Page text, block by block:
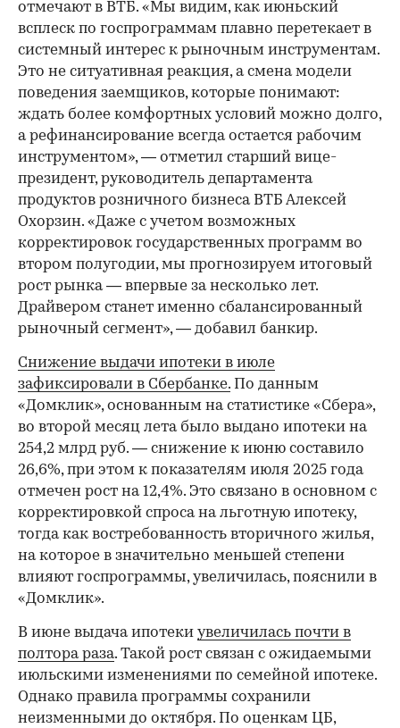
отмечают в ВТБ. «Мы видим, как июньский
всплеск по госпрограммам плавно перетекает в
системный интерес к рыночным инструментам.
Это не ситуативная реакция, а смена модели
поведения заемщиков, которые понимают:
ждать более комфортных условий можно долго,
а рефинансирование всегда остается рабочим
инструментом», — отметил старший вице-
президент, руководитель департамента
продуктов розничного бизнеса ВТБ Алексей
Охорзин. «Даже с учетом возможных
корректировок государственных программ во
втором полугодии, мы прогнозируем итоговый
рост рынка — впервые за несколько лет.
Драйвером станет именно сбалансированный
рыночный сегмент», — добавил банкир.
Снижение выдачи ипотеки в июле
зафиксировали в Сбербанке. По данным
«Домклик», основанным на статистике «Сбера»,
во второй месяц лета было выдано ипотеки на
254,2 млрд руб. — снижение к июню составило
26,6%, при этом к показателям июля 2025 года
отмечен рост на 12,4%. Это связано в основном с
корректировкой спроса на льготную ипотеку,
тогда как востребованность вторичного жилья,
на которое в значительно меньшей степени
влияют госпрограммы, увеличилась, пояснили в
«Домклик».
В июне выдача ипотеки увеличилась почти в
полтора раза. Такой рост связан с ожидаемыми
июльскими изменениями по семейной ипотеке.
Однако правила программы сохранили
неизменными до октября. По оценкам ЦБ,